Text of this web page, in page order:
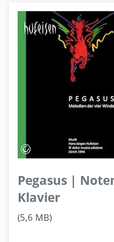
Pegasus |
Klavier
(5,6 MB)